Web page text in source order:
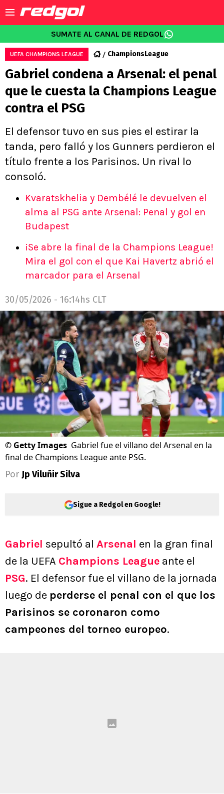
SUMATE AL CANAL DE REDGOL
UEFA CHAMPIONS LEAGUE ChampionsLeague
Gabriel condena a Arsenal: el penal
que le cuesta la Champions League
contra el PSG
El defensor tuvo en sus pies el estirar la
tanda, pero falló y los Gunners perdieron el
título frente a los Parisinos. Un rival lo
consoló.
Kvaratskhelia y Dembélé le devuelven el
alma al PSG ante Arsenal: Penal y gol en
Budapest
¡Se abre la final de la Champions League!
Mira el gol con el que Kai Havertz abrió el
marcador para el Arsenal
30/05/2026 - 16:14hs CLT
© Getty Images Gabriel fue el villano del Arsenal en la
final de Champions League ante PSG.
Por Jp Viluñir Silva
Sigue a Redgol en Google!
Gabriel sepultó al Arsenal en la gran final
de la UEFA Champions League ante el
PSG. El defensor fue el villano de la jornada
luego de perderse el penal con el que los
Parisinos se coronaron como
campeones del torneo europeo.